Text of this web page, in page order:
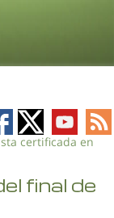
Idiomas
Follow
on
Follow
on
Follow
on
on
certificada en
final de